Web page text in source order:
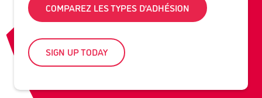
COMPAREZ LES TYPES D’ADHÉSION
SIGN UP TODAY